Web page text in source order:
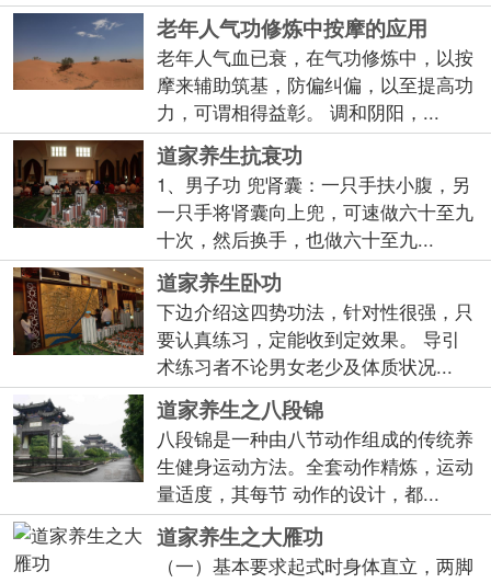
老年人气功修炼中按摩的应用
老年人气血已衰，在气功修炼中，以按
摩来辅助筑基，防偏纠偏，以至提高功
力，可谓相得益彰。 调和阴阳，...
道家养生抗衰功
1、男子功 兜肾囊：一只手扶小腹，另
一只手将肾囊向上兜，可速做六十至九
十次，然后换手，也做六十至九...
道家养生卧功
下边介绍这四势功法，针对性很强，只
要认真练习，定能收到定效果。 导引
术练习者不论男女老少及体质状况...
道家养生之八段锦
八段锦是一种由八节动作组成的传统养
生健身运动方法。全套动作精炼，运动
量适度，其每节 动作的设计，都...
道家养生之大雁功
（一）基本要求起式时身体直立，两脚